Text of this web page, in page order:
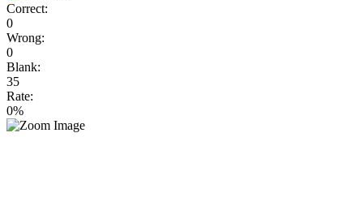
Correct:
0
Wrong:
0
Blank:
35
Rate:
0%